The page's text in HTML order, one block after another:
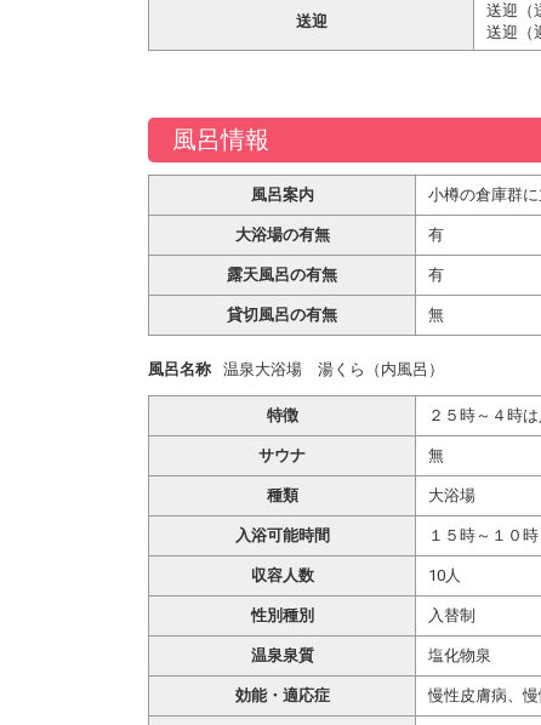
送迎
送迎（
送迎（
風呂情報
風呂案内 小樽の倉庫群
大浴場の有無 有
露天風呂の有無 有
貸切風呂の有無 無
風呂名称 温泉大浴場 湯くら（内風呂）
特徴 ２５時～４時
サウナ 無
種類 大浴場
入浴可能時間 １５時～１０時
収容人数 10人
性別種別 入替制
温泉泉質 塩化物泉
効能・適応症 慢性皮膚病、